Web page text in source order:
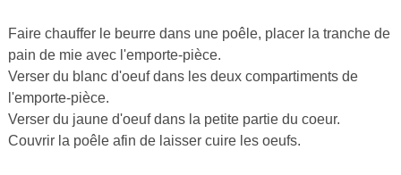
Faire chauffer le beurre dans une poêle, placer la tranche de
pain de mie avec l'emporte-pièce.
Verser du blanc d'oeuf dans les deux compartiments de
l'emporte-pièce.
Verser du jaune d'oeuf dans la petite partie du coeur.
Couvrir la poêle afin de laisser cuire les oeufs.